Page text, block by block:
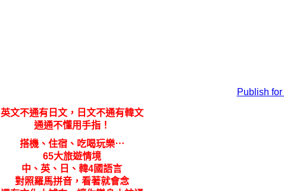
Publish
英文不通有日文，日文不通有韓文
通通不懂用手指！
搭機、住宿、吃喝玩樂⋯
65大旅遊情境
中、英、日、韓4國語言
對照羅馬拼音，看著就會念